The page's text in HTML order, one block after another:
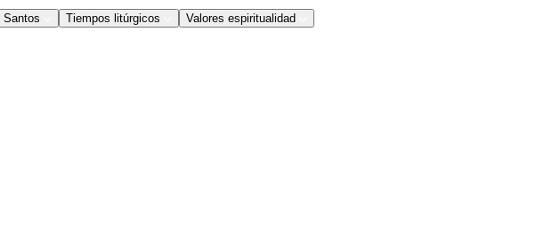
Santos Tiempos litúrgicos Valores espiritualidad